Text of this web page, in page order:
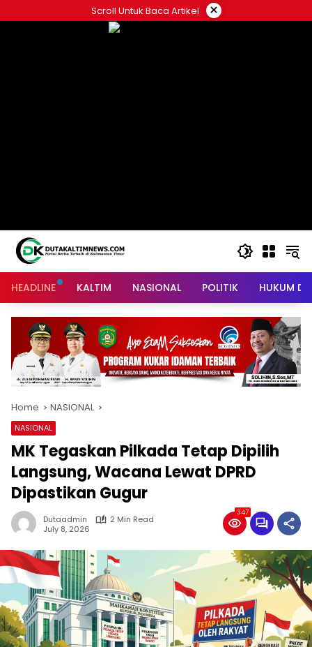
to
Scroll Untuk Baca Artikel ×
HEADLINE KALTIM NASIONAL POLITIK HUKUM
Home NASIONAL
NASIONAL
MK Tegaskan Pilkada Tetap Dipilih
Langsung, Wacana Lewat DPRD
Dipastikan Gugur
Dutaadmin
2 Min Read
July 8, 2026
347